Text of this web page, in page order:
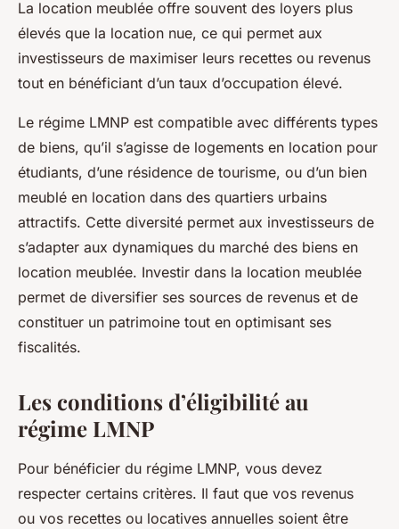
La location meublée offre souvent des loyers plus
élevés que la location nue, ce qui permet aux
investisseurs de maximiser leurs recettes ou revenus
tout en bénéficiant d’un taux d’occupation élevé.
Le régime LMNP est compatible avec différents types
de biens, qu’il s’agisse de logements en location pour
étudiants, d’une résidence de tourisme, ou d’un bien
meublé en location dans des quartiers urbains
attractifs. Cette diversité permet aux investisseurs de
s’adapter aux dynamiques du marché des biens en
location meublée. Investir dans la location meublée
permet de diversifier ses sources de revenus et de
constituer un patrimoine tout en optimisant ses
fiscalités.
Les conditions d’éligibilité au
régime LMNP
Pour bénéficier du régime LMNP, vous devez
respecter certains critères. Il faut que vos revenus
ou vos recettes ou locatives annuelles soient être